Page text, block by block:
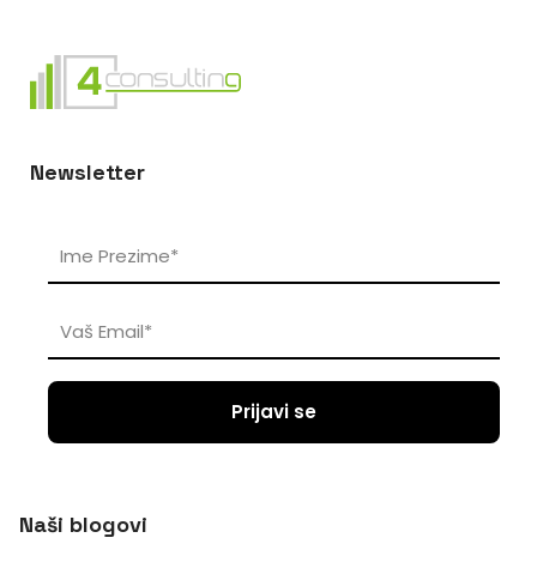
zapošljavanja i sl.,
ulaganja u osnovna sredstva (materijalnu i
posljedica potresa i obrtna sredstva najviše do 30%
Način kreditiranja:
modelu podjele rizika ili izravno kreditiranje
Napomena:moguće smanjenje kamatne stope za
zapošljavanje mladih, uz subvencije grada/općine/
županije, za projekte u skladu s uvjetima NPOO-a, za
subjekte koji ulažu u oporavak od posljedica potresa i
Kredit za obrtna sredstva
Newsletter
Naši blogovi